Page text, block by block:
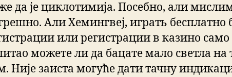
да је циклотимија. Посебно, али мислим
Али Хемингвеј, играть бесплатно
или регистрации в казино само
можете ли да бацате мало светла на
Није заиста могуће дати тачну